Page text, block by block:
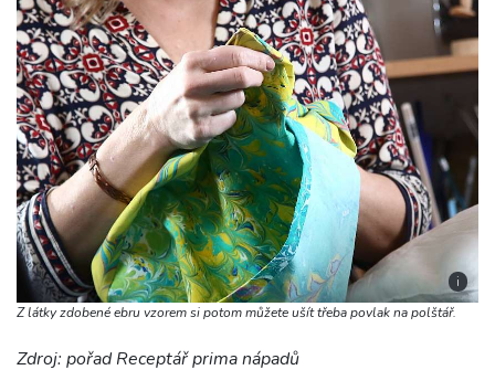
i
Z látky zdobené ebru vzorem si potom můžete ušít třeba povlak na polštář.
Zdroj: pořad Receptář prima nápadů